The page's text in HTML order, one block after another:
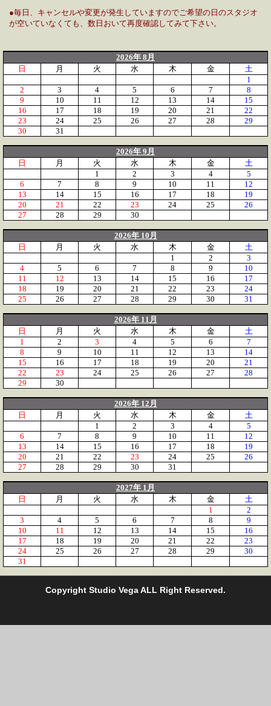
●毎日、キャンセルや変更が発生していますのでご希望の日のスタジオ
が空いていなくても、数日おいて再度確認してみて下さい。
2026年 8月
日
月 火 水 木 金
土
1
2
3 4 5 6 7
8
9
10 11 12 13 14
15
16
17 18 19 20 21
22
23
24 25 26 27 28
29
30
31
2026年 9月
日
月 火 水 木 金
土
1
2 3 4
5
6
7 8 9 10 11
12
13
14 15 16 17 18
19
20
21 22 23 24 25
26
27
28 29 30
2026年 10月
日
月 火 水 木 金
土
1
2
3
4
5 6 7 8 9
10
11
12 13 14 15 16
17
18
19 20 21 22 23
24
25
26 27 28 29 30 31
2026年 11月
日
月 火 水 木 金
土
1
2 3 4 5 6
7
8
9 10 11 12 13
14
15
16 17 18 19 20
21
22
23 24 25 26 27
28
29
30
2026年 12月
日
月 火 水 木 金
土
1
2 3 4
5
6
7 8 9 10 11
12
13
14 15 16 17 18
19
20
21 22 23 24 25
26
27
28 29 30 31
2027年 1月
日
月 火 水 木 金
土
1
2
3
4 5 6 7 8
9
10
11 12 13 14 15
16
17
18 19 20 21 22
23
24
25 26 27 28 29
30
31
Copyright Studio Vega ALL Right Reserved.